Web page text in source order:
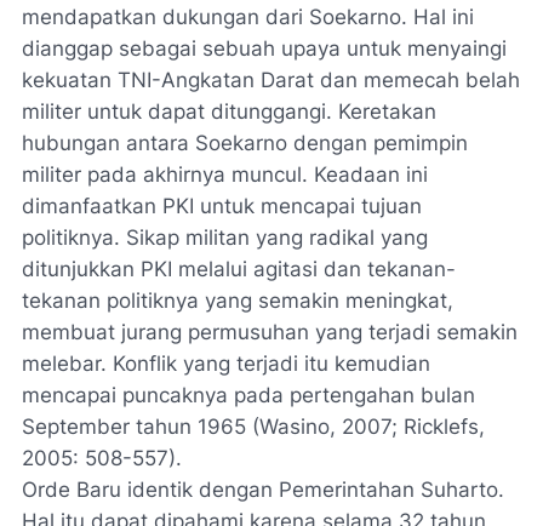
mendapatkan dukungan dari Soekarno. Hal ini
dianggap sebagai sebuah upaya untuk menyaingi
kekuatan TNI-Angkatan Darat dan memecah belah
militer untuk dapat ditunggangi. Keretakan
hubungan antara Soekarno dengan pemimpin
militer pada akhirnya muncul. Keadaan ini
dimanfaatkan PKI untuk mencapai tujuan
politiknya. Sikap militan yang radikal yang
ditunjukkan PKI melalui agitasi dan tekanan-
tekanan politiknya yang semakin meningkat,
membuat jurang permusuhan yang terjadi semakin
melebar. Konflik yang terjadi itu kemudian
mencapai puncaknya pada pertengahan bulan
September tahun 1965 (Wasino, 2007; Ricklefs,
2005: 508-557).
Orde Baru identik dengan Pemerintahan Suharto.
Hal itu dapat dipahami karena selama 32 tahun